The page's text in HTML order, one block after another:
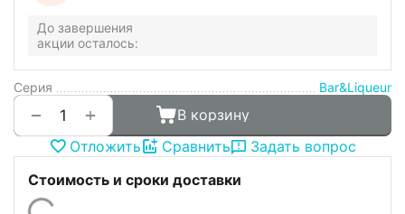
До завершения
акции осталось:
Серия Bar&Liqueur
+
−
В корзину
Отложить
Сравнить
Задать вопрос
Стоимость и сроки доставки